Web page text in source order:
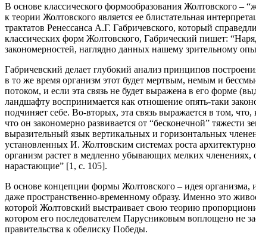
В основе классического формообразования Жолтовского –
к теории Жолтовского является ее блистательная
трактатов Ренессанса А.Г. Габричевского, который
классических форм Жолтовского, Габрический пишет:
закономерностей, наглядно данных нашему зрительному
Габричевский делает глубокий анализ принципов
в то же время организм этот будет мертвым, немым и
потоком, и если эта связь не будет выражена в его форме
ландшафту воспринимается как отношение опять-таки
подчиняет себе. Во-вторых, эта связь выражается в том,
что он закономерно развивается от “бесконечной” тяжести
выразительный язык вертикальных и горизонтальных
установленных И. Жолтовским системах роста
организм растет в медленно убывающих мелких
нарастающие” [1, с. 105].
В основе концепции формы Жолтовского – идея организма,
даже пространственно-временному образу. Именно это
которой Жолтовский выстраивает свою теорию
котором его последователем Парусниковым воплощено не
правительства к обелиску Победы.